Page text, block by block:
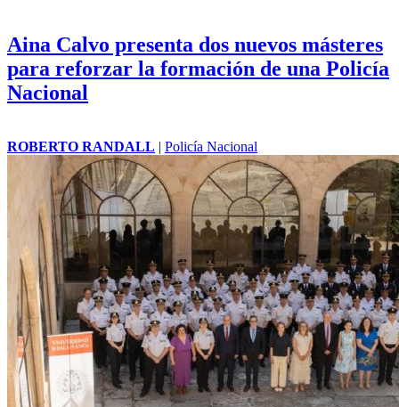
Aina Calvo presenta dos nuevos másteres
para reforzar la formación de una Policía
Nacional
ROBERTO RANDALL | Policía Nacional